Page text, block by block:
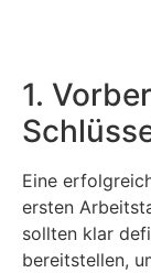
1.
Eine
ersten
sollten klar
bereitstellen,